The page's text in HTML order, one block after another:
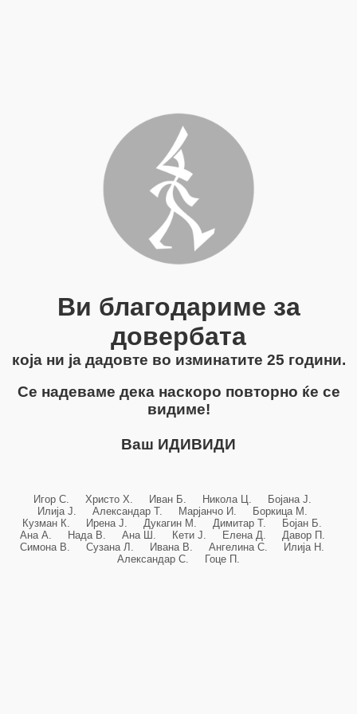
Ви благодариме за
довербата
која ни ја дадовте во изминатите 25 години.
Се надеваме дека наскоро повторно ќе се
видиме!
Ваш ИДИВИДИ
Игор С. Христо Х. Иван Б. Никола Ц. Бојана Ј.
Илија Ј. Александар Т. Марјанчо И. Боркица М.
Кузман К. Ирена Ј. Дукагин М. Димитар Т. Бојан Б.
Ана А. Нада В. Ана Ш. Кети Ј. Елена Д. Давор П.
Симона В. Сузана Л. Ивана В. Ангелина С. Илија Н.
Александар С. Гоце П.